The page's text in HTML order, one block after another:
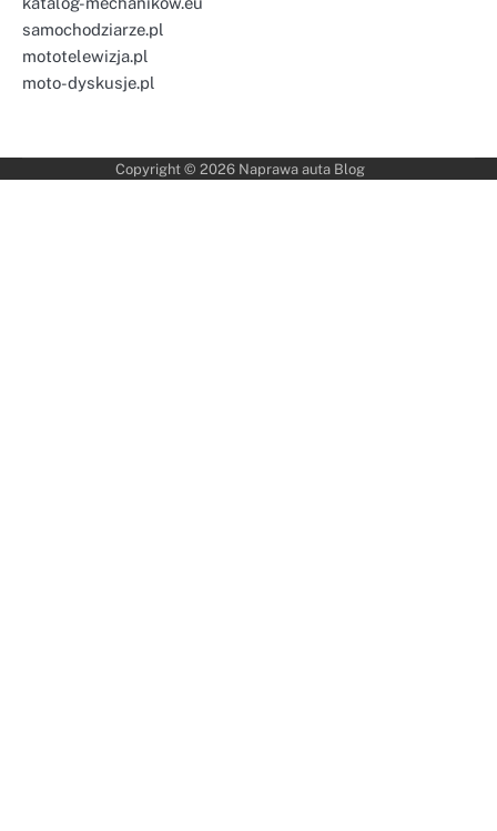
samochodziarze.pl
mototelewizja.pl
moto-dyskusje.pl
Copyright © 2026 Naprawa auta Blog